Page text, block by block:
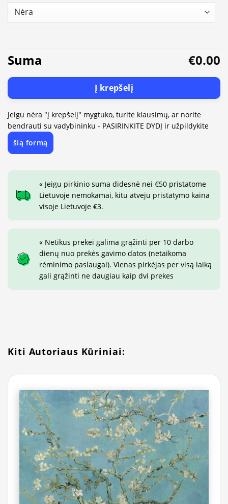
Suma €0.00
Į krepšelį
Jeigu nėra "į krepšelį" mygtuko, turite klausimų, ar norite
bendrauti su vadybininku - PASIRINKITE DYDĮ ir užpildykite
šią formą
« Jeigu pirkinio suma didesnė nei €50 pristatome
Lietuvoje nemokamai, kitu atveju pristatymo kaina
visoje Lietuvoje €3.
« Netikus prekei galima grąžinti per 10 darbo
dienų nuo prekės gavimo datos (netaikoma
rėminimo paslaugai). Vienas pirkėjas per visą laiką
gali grąžinti ne daugiau kaip dvi prekes
Kiti Autoriaus Kūriniai: